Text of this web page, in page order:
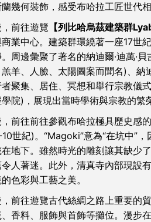
幾何裝飾，感受布哈拉工匠世代相
前往遊覽 【列比哈烏茲建築群
業中心。建築群環繞著一座17世
周邊彙聚了著名的納迪爾·迪萬·
羊、人臉、太陽圖案而聞名)、
聚集、居住、冥想和舉行宗教儀
院)，展現出當時學術與宗教的繁
前往前往參觀布哈拉極具歷史感的
世紀)。“Magoki”意為“在坑中”
地下。雖然時光的雕刻讓其缺少
人著迷。此外，清真寺內部現設
色彩與工藝之美。
前往遊覽古代絲綢之路上重要的
香料、服飾與首飾等攤位。漫步